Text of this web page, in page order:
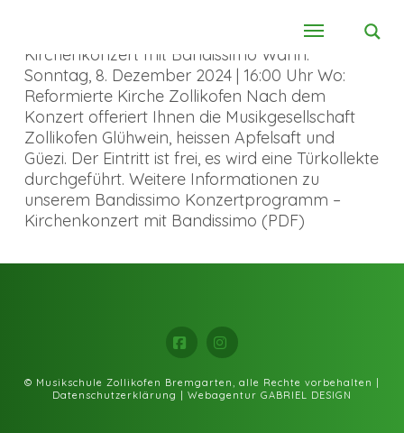
Kirchenkonzert mit Bandissimo Wann:
Sonntag, 8. Dezember 2024 | 16:00 Uhr Wo:
Reformierte Kirche Zollikofen Nach dem
Konzert offeriert Ihnen die Musikgesellschaft
Zollikofen Glühwein, heissen Apfelsaft und
Güezi. Der Eintritt ist frei, es wird eine Türkollekte
durchgeführt. Weitere Informationen zu
unserem Bandissimo Konzertprogramm –
Kirchenkonzert mit Bandissimo (PDF)
© Musikschule Zollikofen Bremgarten, alle Rechte vorbehalten |
Datenschutzerklärung
Webagentur GABRIEL DESIGN